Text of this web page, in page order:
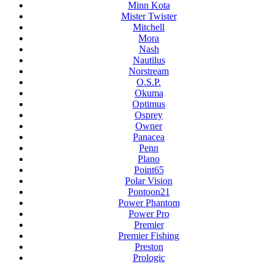
Minn Kota
Mister Twister
Mitchell
Mora
Nash
Nautilus
Norstream
O.S.P.
Okuma
Optimus
Osprey
Owner
Panacea
Penn
Plano
Point65
Polar Vision
Pontoon21
Power Phantom
Power Pro
Premier
Premier Fishing
Preston
Prologic